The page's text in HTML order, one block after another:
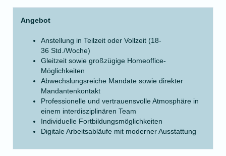
Angebot
Anstellung in Teilzeit oder Vollzeit (18-
36 Std./Woche)
Gleitzeit sowie großzügige Homeoffice-
Möglichkeiten
Abwechslungsreiche Mandate sowie direkter
Mandantenkontakt
Professionelle und vertrauensvolle Atmosphäre in
einem interdisziplinären Team
Individuelle Fortbildungsmöglichkeiten
Digitale Arbeitsabläufe mit moderner Ausstattung